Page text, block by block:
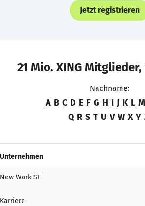
Jetzt registrieren
21 Mio. XING
Nachname:
A B C D E F G H I J K L M
Q R S T U V W X Y
Unternehmen
New Work SE
Karriere